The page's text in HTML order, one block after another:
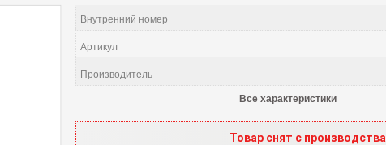
Внутренний номер
Артикул
Производитель
Все характеристики
Товар снят с производства